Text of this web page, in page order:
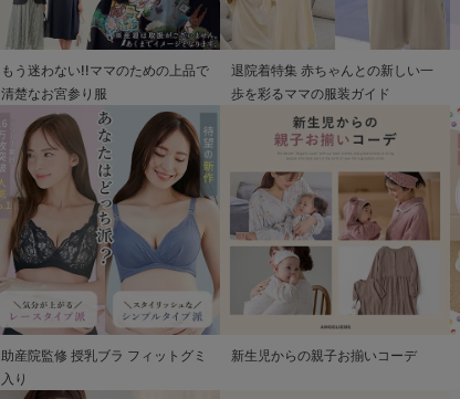
もう迷わない!!ママのための上品で
清楚なお宮参り服
退院着特集 赤ちゃんとの新しい一
歩を彩るママの服装ガイド
助産院監修 授乳ブラ フィットグミ
入り
新生児からの親子お揃いコーデ